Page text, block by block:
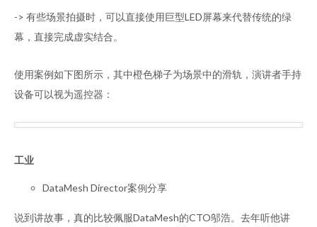
-> 有些场景拍摄时，可以直接使用巨型LED屏幕来代替传统的绿
幕，直接完成虚实结合。
使用案例如下图所示，其中橙色梯子为场景中的滑轨，演讲者手持
设备可以视为遥控器：
工业
DataMesh Director案例分享
说到讲故事，真的比较佩服DataMesh的CTO邬浩。去年听他讲